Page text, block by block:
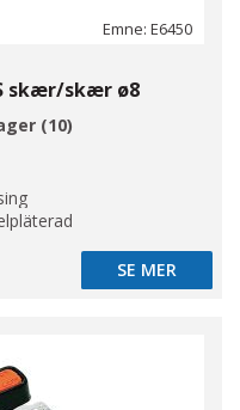
Emne: E6450
skær/skær ø8
(10)
SE MER
SE MER